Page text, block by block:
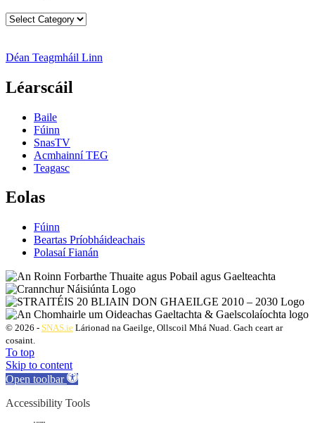
Catagóirí
Déan Teagmháil Linn
Léarscáil
Baile
Fúinn
SnasTV
Acmhainní TEG
Teagasc
Eolas
Fúinn
Beartas Príobháideachais
Polasaí Fianán
© 2026 - SNAS.ie Lárionad na Gaeilge, Ollscoil Mhá Nuad. Gach ceart ar
cosaint.
To top
Skip to content
Open toolbar
Accessibility Tools